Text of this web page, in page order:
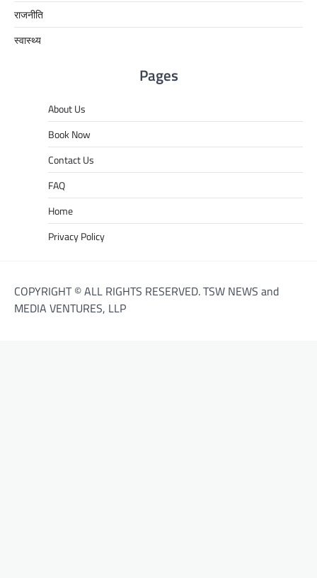
राजनीति
स्वास्थ्य
Pages
About Us
Book Now
Contact Us
FAQ
Home
Privacy Policy
COPYRIGHT © ALL RIGHTS RESERVED. TSW NEWS and
MEDIA VENTURES, LLP